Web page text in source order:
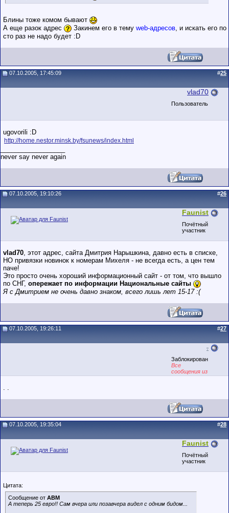
Блины тоже комом бывают
А еще разок адрес
Закинем его в тему web-адресов , и искать его по
сто раз не надо будет :D
07.10.2005, 17:45:09 #25
vlad70
Пользователь
ugovorili :D
http://home.nestor.minsk.by/fsunews/index.html
never say never again
07.10.2005, 19:10:26 #26
Faunist
Почётный
участник
vlad70, этот адрес, сайта Дмитрия Нарышкина, давно есть в списке,
НО привязки новинок к номерам Михеля - не всегда есть, а цен тем
паче!
Это просто очень хороший информационный сайт - от том, что вышло
по СНГ, опережает по информации Национальные сайты
Я с Дмитрием не очень давно знаком, всего лишь лет 15-17 :(
07.10.2005, 19:26:11 #27
.
Заблокирован
Все
сообщения из
точек
. .
07.10.2005, 19:35:04 #28
Faunist
Почётный
участник
Цитата:
Сообщение от АВМ
А теперь 25 евро!! Сам вчера или позавчера видел с одним бидом...